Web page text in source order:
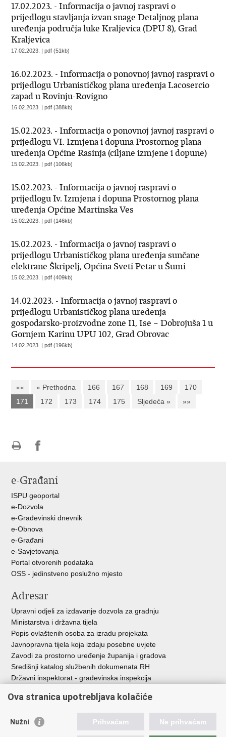
17.02.2023. - Informacija o javnoj raspravi o
prijedlogu stavljanja izvan snage Detaljnog plana
uređenja područja luke Kraljevica (DPU 8), Grad
Kraljevica
17.02.2023. | pdf (51kb)
16.02.2023. - Informacija o ponovnoj javnoj raspravi o
prijedlogu Urbanističkog plana uređenja Lacosercio
zapad u Rovinju-Rovigno
16.02.2023. | pdf (388kb)
15.02.2023. - Informacija o ponovnoj javnoj raspravi o
prijedlogu VI. Izmjena i dopuna Prostornog plana
uređenja Općine Rasinja (ciljane izmjene i dopune)
15.02.2023. | pdf (106kb)
15.02.2023. - Informacija o javnoj raspravi o
prijedlogu Iv. Izmjena i dopuna Prostornog plana
uređenja Općine Martinska Ves
15.02.2023. | pdf (146kb)
15.02.2023. - Informacija o javnoj raspravi o
prijedlogu Urbanističkog plana uređenja sunčane
elektrane Škripelj, Općina Sveti Petar u Šumi
15.02.2023. | pdf (409kb)
14.02.2023. - Informacija o javnoj raspravi o
prijedlogu Urbanističkog plana uređenja
gospodarsko-proizvodne zone I1, Ise – Dobrojuša 1 u
Gornjem Karinu UPU 102, Grad Obrovac
14.02.2023. | pdf (196kb)
«« « Prethodna 166 167 168 169
170
171
172 173 174 175 Sljedeća » »»
FacebookuTwitteru
e-Građani
ISPU geoportal
e-Dozvola
e-Građevinski dnevnik
e-Obnova
e-Građani
e-Savjetovanja
Portal otvorenih podataka
OSS - jedinstveno poslužno mjesto
Adresar
Upravni odjeli za izdavanje dozvola za gradnju
Ministarstva i državna tijela
Popis ovlaštenih osoba za izradu projekata
Javnopravna tijela koja izdaju posebne uvjete
Zavodi za prostorno uređenje županija i gradova
Središnji katalog službenih dokumenata RH
Državni inspektorat - građevinska inspekcija
Vlada Republike Hrvatske
Ova stranica upotrebljava kolačiće
Nužni Prihvaćam Ne prihvaćam